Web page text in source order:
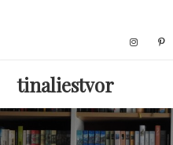
tinaliestvor